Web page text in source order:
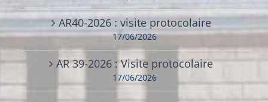
AR40-2026 : visite protocolaire
17/06/2026
AR 39-2026 : Visite protocolaire
17/06/2026